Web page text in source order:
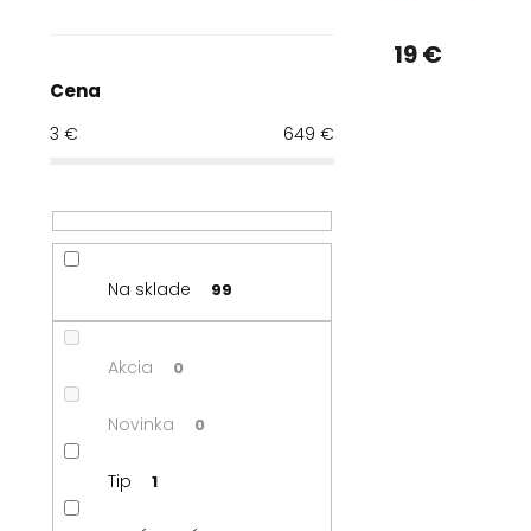
Cena
3 € 649 €
Na sklade 99
Akcia 0
Novinka 0
Tip 1
19 €